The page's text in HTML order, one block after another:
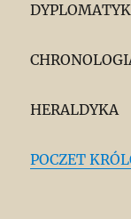
HERALDYKA
POCZET